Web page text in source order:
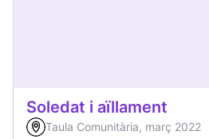
Soledat i aïllament
Taula Comunitària, març 2022